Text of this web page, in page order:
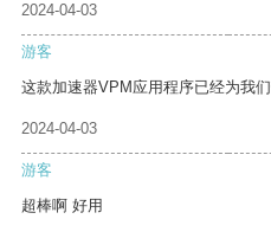
2024-04-03
游客
这款加速器VPM应用程序已经为我
2024-04-03
游客
超棒啊 好用